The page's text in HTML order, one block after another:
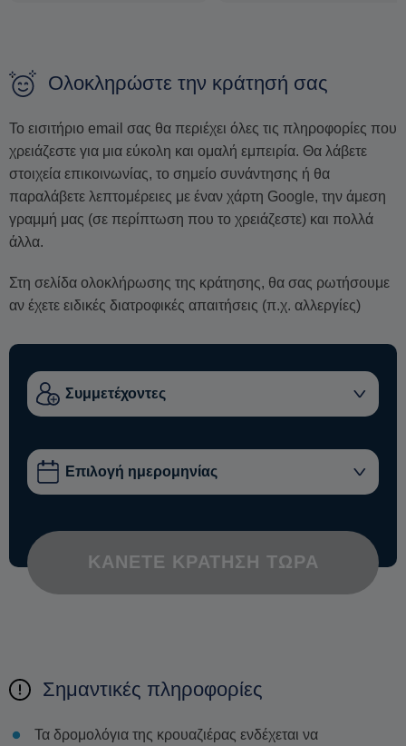
Ολοκληρώστε την κράτησή σας
Το εισιτήριο email σας θα περιέχει όλες τις πληροφορίες που
χρειάζεστε για μια εύκολη και ομαλή εμπειρία. Θα λάβετε
στοιχεία επικοινωνίας, το σημείο συνάντησης ή θα
παραλάβετε λεπτομέρειες με έναν χάρτη Google, την άμεση
γραμμή μας (σε περίπτωση που το χρειάζεστε) και πολλά
άλλα.
Στη σελίδα ολοκλήρωσης της κράτησης, θα σας ρωτήσουμε
αν έχετε ειδικές διατροφικές απαιτήσεις (π.χ. αλλεργίες)
ΚΆΝΕΤΕ ΚΡΆΤΗΣΗ ΤΏΡΑ
Σημαντικές πληροφορίες
Τα δρομολόγια της κρουαζιέρας ενδέχεται να